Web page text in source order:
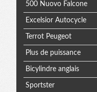
500 Nuovo Falcone
Excelsior Autocycle
Terrot Peugeot
Plus de puissance
Bicylindre anglais
Sportster